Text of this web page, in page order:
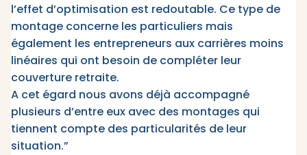
l’effet d’optimisation est redoutable. Ce type de
montage concerne les particuliers mais
également les entrepreneurs aux carrières moins
linéaires qui ont besoin de compléter leur
couverture retraite.
A cet égard nous avons déjà accompagné
plusieurs d’entre eux avec des montages qui
tiennent compte des particularités de leur
situation.”